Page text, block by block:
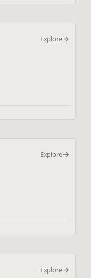
Explore
Explore
Explore